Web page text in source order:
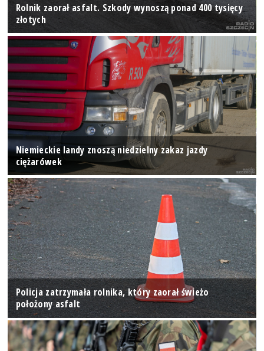
Rolnik zaorał asfalt. Szkody wynoszą ponad 400 tysięcy
złotych
Niemieckie landy znoszą niedzielny zakaz jazdy
ciężarówek
Policja zatrzymała rolnika, który zaorał świeżo
położony asfalt